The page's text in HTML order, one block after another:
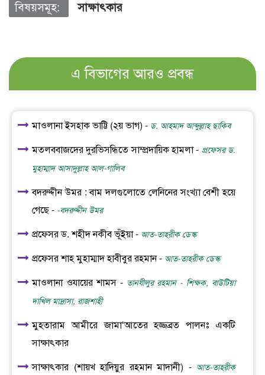
বিষয়সমূহ: সাক্ষাৎকার
এ বিভাগের আরও প্রবন্ধ
মাওলানা ইসহাক ভাট্টি (২য় ভাগ) - ড. আহমাদ আব্দুল্লাহ ছাকিব
মতলববাজদের দুরভিসন্ধিতে সাম্প্রদায়িক হামলা - প্রফেসর ড.
মুহাম্মাদ আসাদুল্লাহ আল-গালিব
বদরুদ্দীন উমর : বাম দলগুলোতে লেনিনের সংখ্যা বেশী হয়ে
গেছে - -বদরুদ্দীন উমর
প্রফেসর ড. শহীদ নকীব ভূঁইয়া - আত-তাহরীক ডেস্ক
প্রফেসর শাহ মুহাম্মাদ হাবীবুর রহমান - আত-তাহরীক ডেস্ক
মাওলানা ওযায়ের শামস - তানযীলুর রহমান - শিক্ষক, বাউটিয়া
দাখিল মাদ্রাসা, রাজশাহী
মুহতারাম আমীরে জামা‘আতের হজ্জব্রত পালনঃ একটি
সাক্ষাৎকার
সাক্ষাৎকার (শায়খ হাদিয়ুর রহমান মাদানী) - আত-তাহরীক